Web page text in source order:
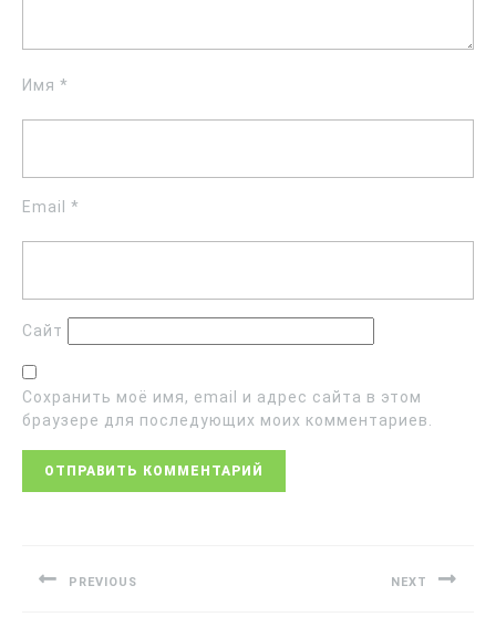
Имя *
Email *
Сайт
Сохранить моё имя, email и адрес сайта в этом
браузере для последующих моих комментариев.
PREVIOUS NEXT